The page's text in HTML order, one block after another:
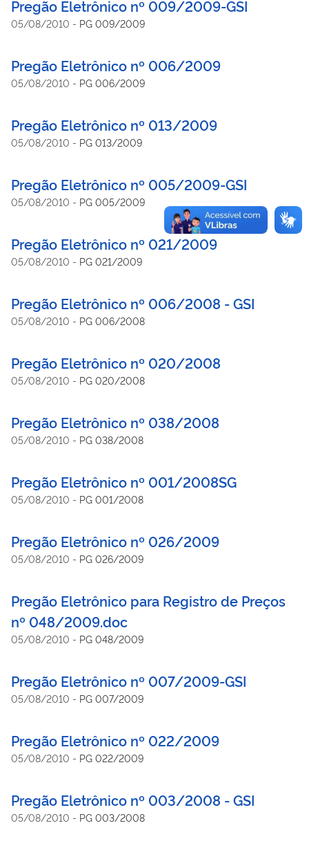
Pregão Eletrônico nº 009/2009-GSI
05/08/2010 - PG 009/2009
Pregão Eletrônico nº 006/2009
05/08/2010 - PG 006/2009
Pregão Eletrônico nº 013/2009
05/08/2010 - PG 013/2009
Pregão Eletrônico nº 005/2009-GSI
05/08/2010 - PG 005/2009
Pregão Eletrônico nº 021/2009
05/08/2010 - PG 021/2009
Pregão Eletrônico nº 006/2008 - GSI
05/08/2010 - PG 006/2008
Pregão Eletrônico nº 020/2008
05/08/2010 - PG 020/2008
Pregão Eletrônico nº 038/2008
05/08/2010 - PG 038/2008
Pregão Eletrônico nº 001/2008SG
05/08/2010 - PG 001/2008
Pregão Eletrônico nº 026/2009
05/08/2010 - PG 026/2009
Pregão Eletrônico para Registro de Preços
nº 048/2009.doc
05/08/2010 - PG 048/2009
Pregão Eletrônico nº 007/2009-GSI
05/08/2010 - PG 007/2009
Pregão Eletrônico nº 022/2009
05/08/2010 - PG 022/2009
Pregão Eletrônico nº 003/2008 - GSI
05/08/2010 - PG 003/2008